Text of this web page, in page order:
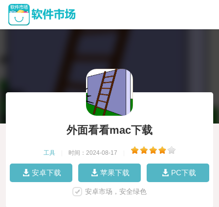
外面看看mac下载
工具 时间：2024-08-17
安卓下载 苹果下载 PC下载
安卓市场，安全绿色